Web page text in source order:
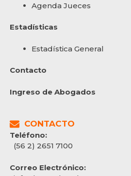
Agenda Jueces
Estadísticas
Estadística General
Contacto
Ingreso de Abogados
CONTACTO
Teléfono:
(56 2) 2651 7100
Correo Electrónico: